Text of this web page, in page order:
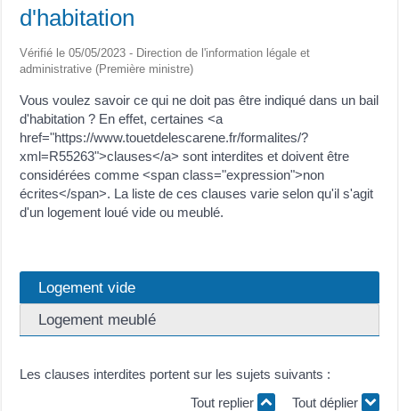
d'habitation
Vérifié le 05/05/2023 - Direction de l'information légale et
administrative (Première ministre)
Vous voulez savoir ce qui ne doit pas être indiqué dans un bail
d'habitation ? En effet, certaines <a
href="https://www.touetdelescarene.fr/formalites/?
xml=R55263">clauses</a> sont interdites et doivent être
considérées comme <span class="expression">non
écrites</span>. La liste de ces clauses varie selon qu'il s'agit
d'un logement loué vide ou meublé.
Logement vide
Logement meublé
Les clauses interdites portent sur les sujets suivants :
Tout replier
Tout déplier